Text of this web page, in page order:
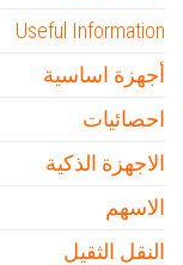
Useful Information
أجهزة اساسية
احصائيات
الاجهزة الذكية
الاسهم
النقل الثقيل